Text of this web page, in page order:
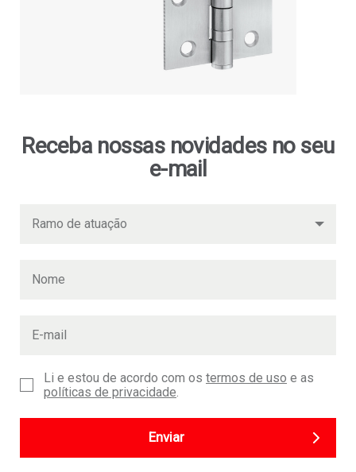
Receba nossas novidades no seu
e-mail
Li e estou de acordo com os termos de uso e as
políticas de privacidade
Enviar